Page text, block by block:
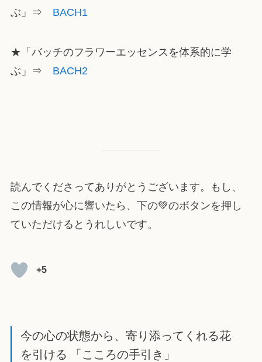
ぶ」⇒ BACH1
★「バッチのフラワーエッセンスを体系的に学
ぶ」⇒ BACH2
読んでくださってありがとうございます。もし、
この情報が心に響いたら、下の💚のボタンを押し
ていただけるとうれしいです。
+5
今の心の状態から、寄り添ってくれる花
を引ける 「こころの手引き」